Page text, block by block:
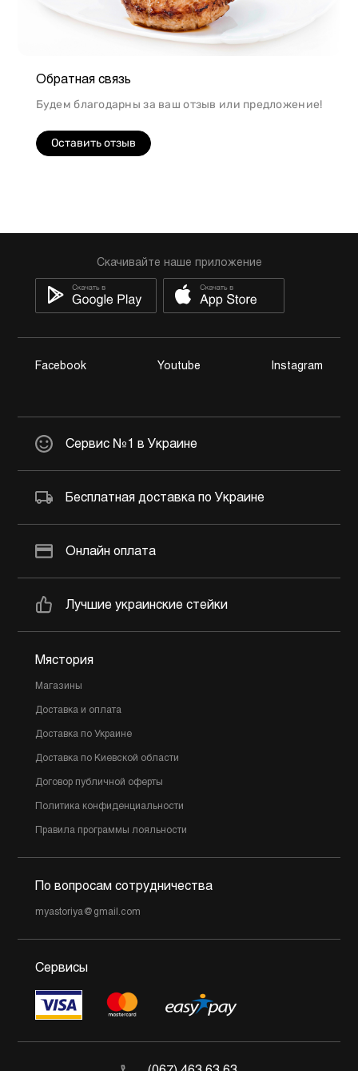
Обратная связь
Будем благодарны за ваш отзыв или предложение!
Оставить отзыв
Скачивайте наше приложение
Facebook Youtube Instagram
Сервис №1 в Украине
Бесплатная доставка по Украине
Онлайн оплата
Лучшие украинские стейки
Мястория
Магазины
Доставка и оплата
Доставка по Украине
Доставка по Киевской области
Договор публичной оферты
Политика конфиденциальности
Правила программы лояльности
По вопросам сотрудничества
myastoriya@gmail.com
Сервисы